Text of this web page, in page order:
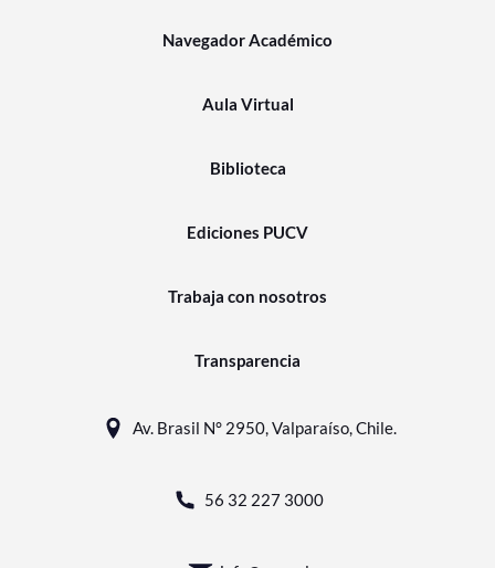
Navegador Académico
Aula Virtual
Biblioteca
Ediciones PUCV
Trabaja con nosotros
Transparencia
Av. Brasil N° 2950, Valparaíso, Chile.
56 32 227 3000